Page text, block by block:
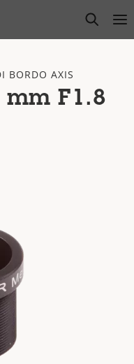
open
BORDO AXIS
mm F1.8